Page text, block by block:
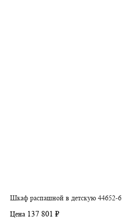
Шкаф распашной в детскую 44652-6
Цена 137 801 ₽